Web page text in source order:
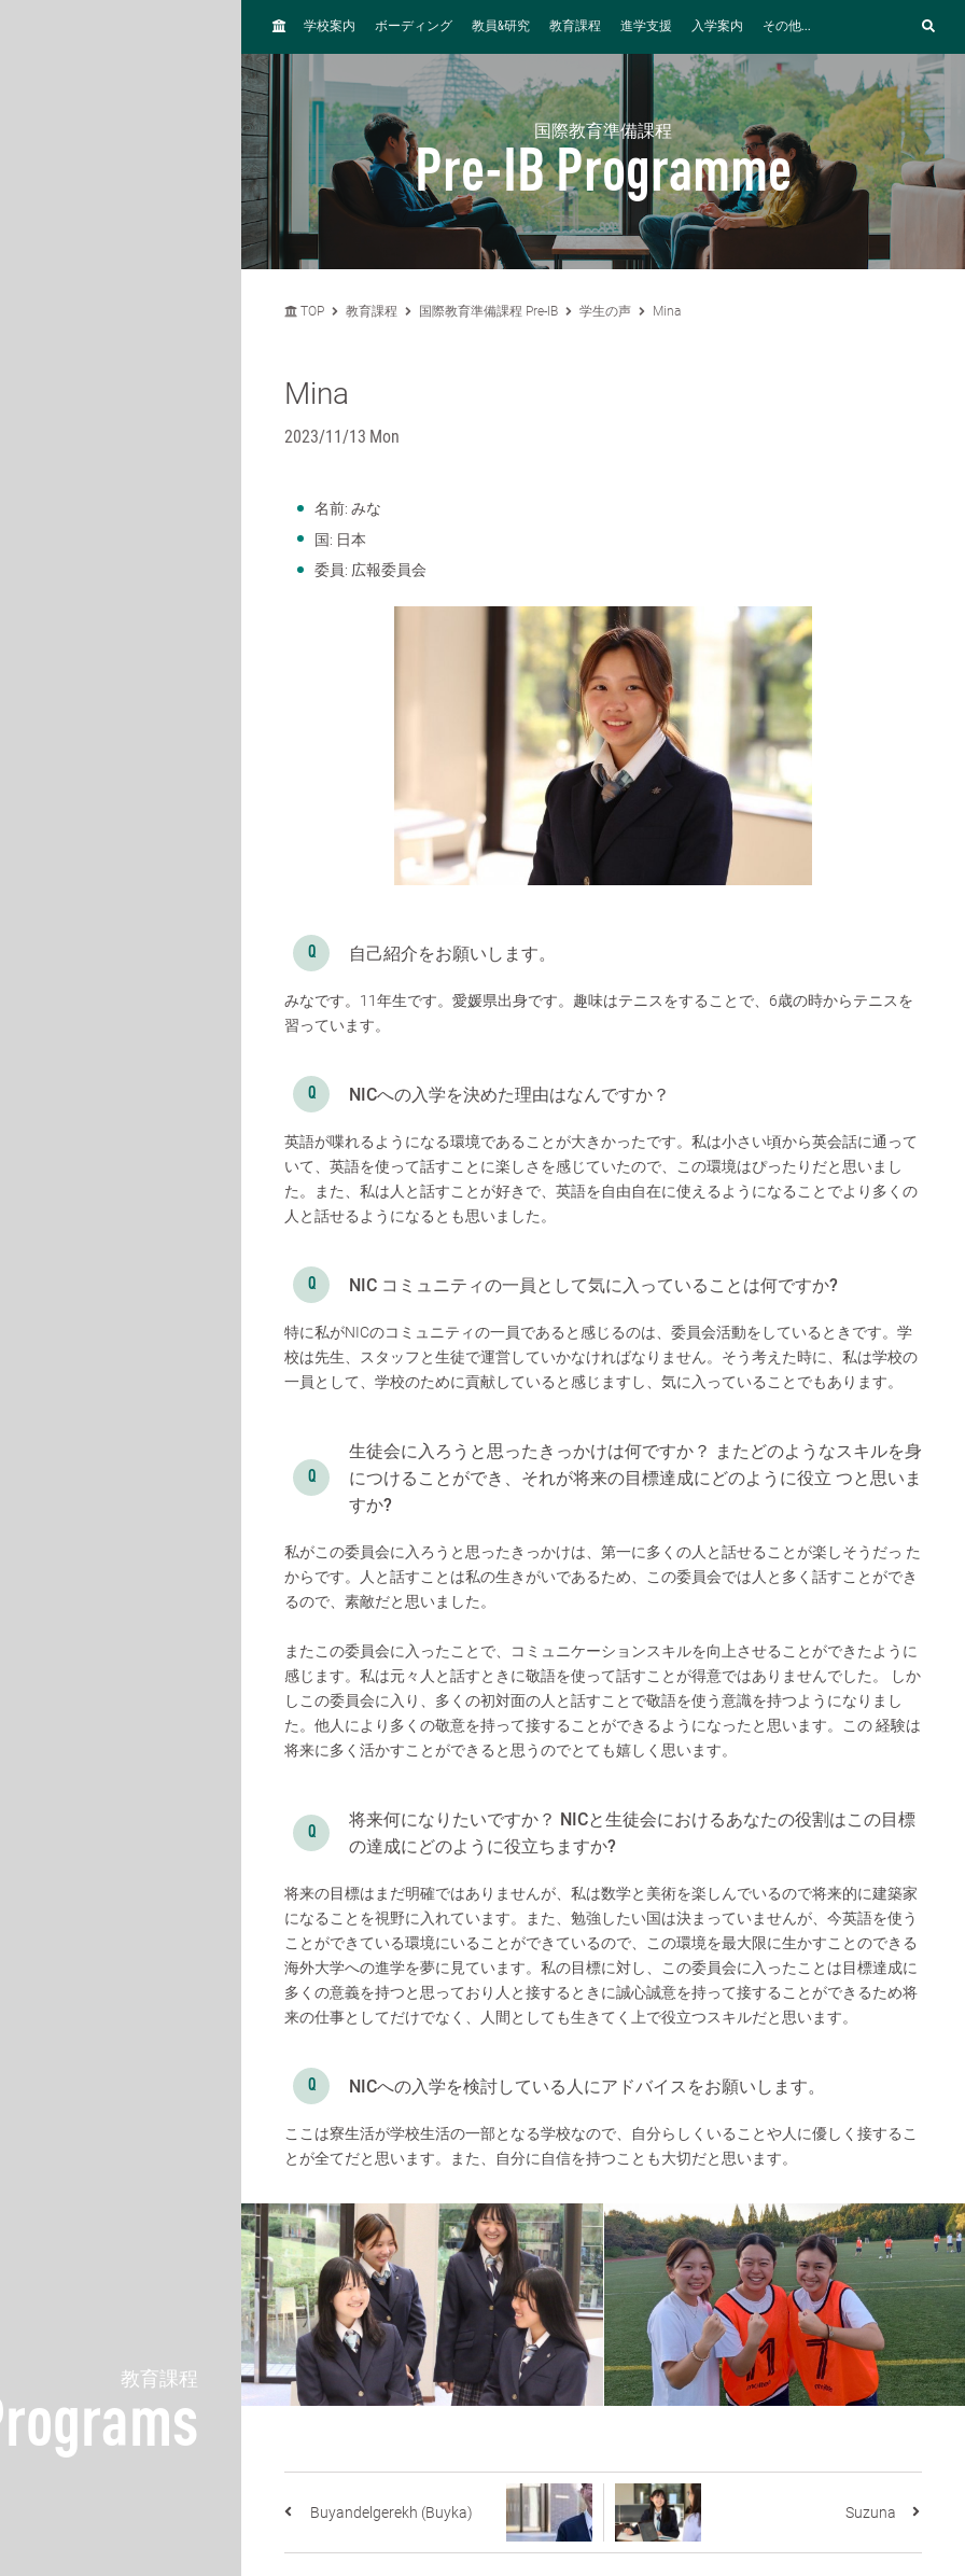
教育課程
H
M
学校案内 ボーディング 教員&研究 教育課程 進学支援 入学案内 その他...
国際教育準備課程
Pre-IB Programme
TOP 教育課程 国際教育準備課程 Pre-IB 学生の声 Mina
Mina
2023/11/13 Mon
名前: みな
国: 日本
委員: 広報委員会
自己紹介をお願いします。
みなです。11年生です。愛媛県出身です。趣味はテニスをすることで、6歳の時からテニスを
習っています。
NICへの入学を決めた理由はなんですか？
英語が喋れるようになる環境であることが大きかったです。私は小さい頃から英会話に通って
いて、英語を使って話すことに楽しさを感じていたので、この環境はぴったりだと思いまし
た。また、私は人と話すことが好きで、英語を自由自在に使えるようになることでより多くの
人と話せるようになるとも思いました。
NIC コミュニティの一員として気に入っていることは何ですか?
特に私がNICのコミュニティの一員であると感じるのは、委員会活動をしているときです。学
校は先生、スタッフと生徒で運営していかなければなりません。そう考えた時に、私は学校の
一員として、学校のために貢献していると感じますし、気に入っていることでもあります。
生徒会に入ろうと思ったきっかけは何ですか？ またどのようなスキルを身
につけることができ、それが将来の目標達成にどのように役立 つと思いま
すか?
私がこの委員会に入ろうと思ったきっかけは、第一に多くの人と話せることが楽しそうだっ た
からです。人と話すことは私の生きがいであるため、この委員会では人と多く話すことができ
るので、素敵だと思いました。
またこの委員会に入ったことで、コミュニケーションスキルを向上させることができたように
感じます。私は元々人と話すときに敬語を使って話すことが得意ではありませんでした。 しか
しこの委員会に入り、多くの初対面の人と話すことで敬語を使う意識を持つようになりまし
た。他人により多くの敬意を持って接することができるようになったと思います。この 経験は
将来に多く活かすことができると思うのでとても嬉しく思います。
将来何になりたいですか？ NICと生徒会におけるあなたの役割はこの目標
の達成にどのように役立ちますか?
将来の目標はまだ明確ではありませんが、私は数学と美術を楽しんでいるので将来的に建築家
になることを視野に入れています。また、勉強したい国は決まっていませんが、今英語を使う
ことができている環境にいることができているので、この環境を最大限に生かすことのできる
海外大学への進学を夢に見ています。私の目標に対し、この委員会に入ったことは目標達成に
多くの意義を持つと思っており人と接するときに誠心誠意を持って接することができるため将
来の仕事としてだけでなく、人間としても生きてく上で役立つスキルだと思います。
NICへの入学を検討している人にアドバイスをお願いします。
ここは寮生活が学校生活の一部となる学校なので、自分らしくいることや人に優しく接するこ
とが全てだと思います。また、自分に自信を持つことも大切だと思います。
Buyandelgerekh (Buyka) Suzuna